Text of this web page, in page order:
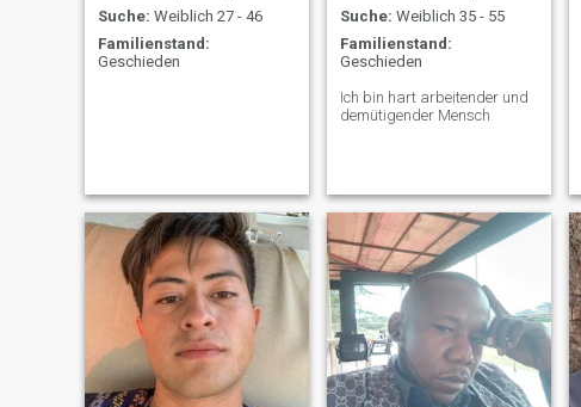
Suche: Weiblich 27 - 46
Familienstand:
Geschieden
Suche: Weiblich 35 - 55
Familienstand:
Geschieden
Ich bin hart arbeitender und
demütigender Mensch